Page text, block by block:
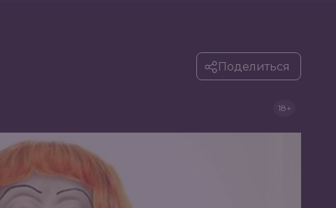
Поделиться
18+